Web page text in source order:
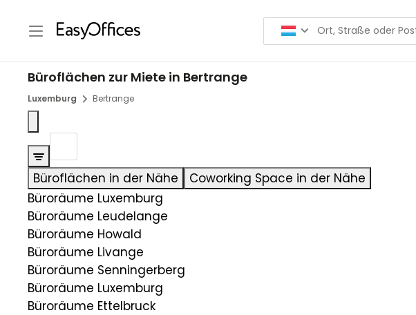
Büroflächen zur Miete in Bertrange
Luxemburg Bertrange
Büroflächen in der Nähe
Coworking Space in der Nähe
Büroräume Luxemburg
Büroräume Leudelange
Büroräume Howald
Büroräume Livange
Büroräume Senningerberg
Büroräume Luxemburg
Büroräume Ettelbruck